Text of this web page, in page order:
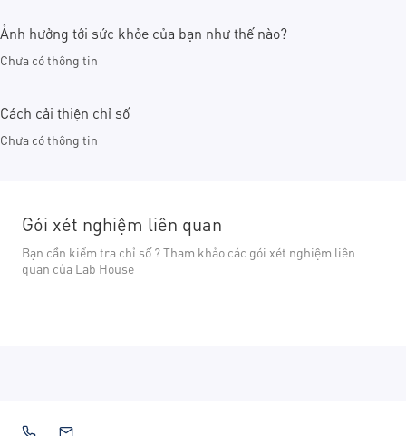
Ảnh hưởng tới sức khỏe của bạn như thế nào?
Chưa có thông tin
Cách cải thiện chỉ số
Chưa có thông tin
Gói xét nghiệm liên quan
Bạn cần kiểm tra chỉ số ? Tham khảo các gói xét nghiệm liên
quan của Lab House